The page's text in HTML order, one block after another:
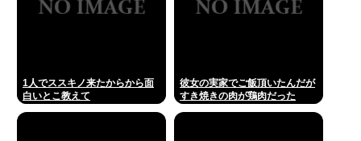
1人でススキノ来たからから面
白いとこ教えて
彼女の実家でご飯頂いたんだが
すき焼きの肉が鶏肉だった